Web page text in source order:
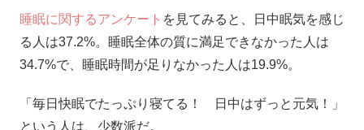
睡眠に関するアンケート を見てみると、日中眠気を感じ
る人は37.2%。睡眠全体の質に満足できなかった人は
34.7%で、睡眠時間が足りなかった人は19.9%。
「毎日快眠でたっぷり寝てる！ 日中はずっと元気！」
という人は、少数派だ。